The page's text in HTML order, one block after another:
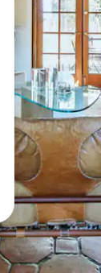
shigjetave lart